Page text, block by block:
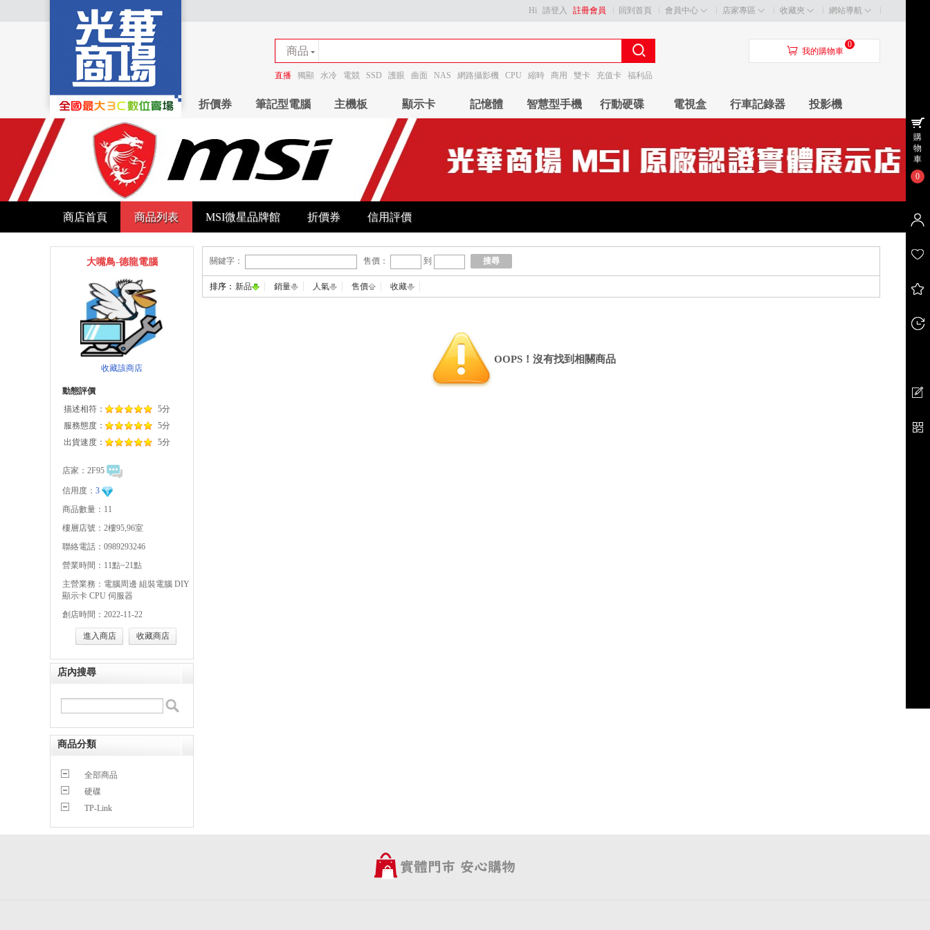
回到首頁 會員中心 店家專區 收藏夾 網站導航
Hi 請登入 註冊會員
商品
商店
直播 獨顯 水冷 電競 SSD 護眼 曲面 NAS 網路攝影機 CPU 縮時 商用 雙卡 充值卡 福利品
󰃦 我的購物車
0
折價券 筆記型電腦 主機板 顯示卡 記憶體 智慧型手機 行動硬碟 電視盒 行車記錄器 投影機
商店首頁 商品列表 MSI微星品牌館 折價券 信用評價
大嘴鳥-德龍電腦
收藏該商店
動態評價
描述相符：
5分
服務態度：
5分
出貨速度：
5分
店家： 2F95
信用度： 3
商品數量：11
樓層店號：2樓95,96室
聯絡電話：0989293246
營業時間：11點~21點
主營業務：電腦周邊 組裝電腦 DIY
顯示卡 CPU 伺服器
創店時間：2022-11-22
進入商店 收藏商店
店內搜尋
商品分類
全部商品
硬碟
TP-Link
關鍵字： 售價： 到 搜尋
排序： 新品 銷量 人氣 售價 收藏
OOPS！沒有找到相關商品
購
物
車
0